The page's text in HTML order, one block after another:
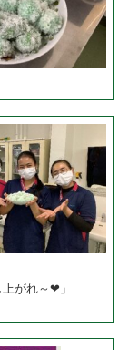
上がれ～❤」